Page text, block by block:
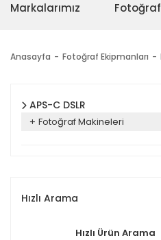
Markalarımız
Anasayfa Fotoğraf Ekipmanları
APS-C DSLR
Fotoğraf Makineleri
Hızlı Arama
Hızlı Ürün Arama